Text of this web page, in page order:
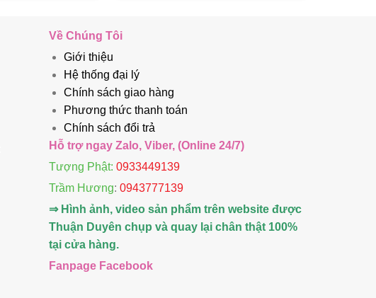
Về Chúng Tôi
Giới thiệu
Hệ thống đại lý
Chính sách giao hàng
Phương thức thanh toán
Chính sách đổi trả
Hỗ trợ ngay Zalo, Viber, (Online 24/7)
Tượng Phật: 0933449139
Trầm Hương: 0943777139
⇒ Hình ảnh, video sản phẩm trên website được
Thuận Duyên chụp và quay lại chân thật 100%
tại cửa hàng.
Fanpage Facebook